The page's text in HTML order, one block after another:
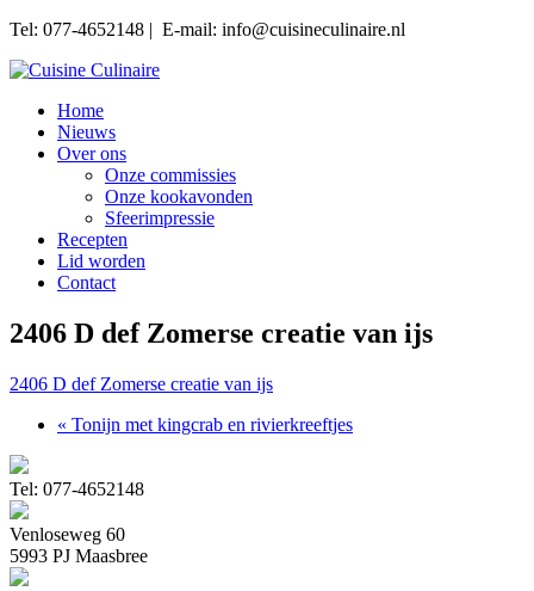
Tel: 077-4652148 | E-mail: info@cuisineculinaire.nl
Home
Nieuws
Over ons
Onze commissies
Onze kookavonden
Sfeerimpressie
Recepten
Lid worden
Contact
2406 D def Zomerse creatie van ijs
2406 D def Zomerse creatie van ijs
« Tonijn met kingcrab en rivierkreeftjes
Tel: 077-4652148
Venloseweg 60
5993 PJ Maasbree